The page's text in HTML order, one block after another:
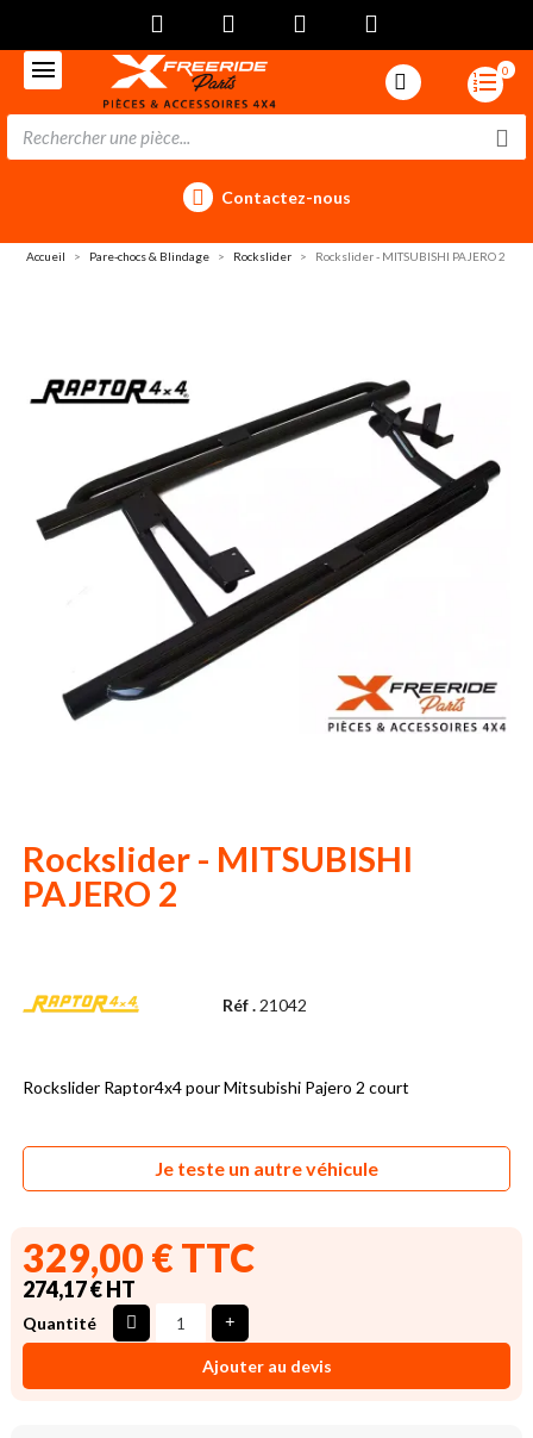
0
Contactez-nous
Accueil Pare-chocs & Blindage Rockslider Rockslider - MITSUBISHI PAJERO 2
Rockslider - MITSUBISHI
PAJERO 2
Réf . 21042
Rockslider Raptor4x4 pour Mitsubishi Pajero 2 court
Je teste un autre véhicule
329,00 € TTC
274,17 € HT
Quantité
Ajouter au devis